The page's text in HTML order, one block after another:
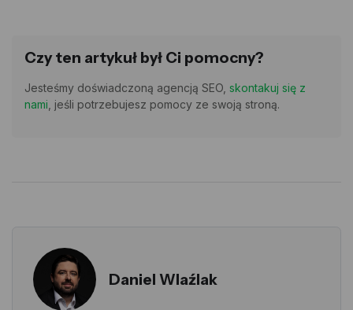
Czy ten artykuł był Ci pomocny?
Jesteśmy doświadczoną agencją SEO, skontakuj się z
nami, jeśli potrzebujesz pomocy ze swoją stroną.
Daniel Wlaźlak